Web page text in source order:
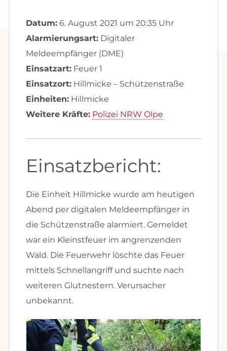
Datum:6. August 2021 um 20:35 Uhr
Alarmierungsart:Digitaler
Meldeempfänger (DME)
Einsatzart:Feuer 1
Einsatzort:Hillmicke – Schützenstraße
Einheiten:Hillmicke
Weitere Kräfte: Polizei NRW Olpe
Einsatzbericht:
Die Einheit Hillmicke wurde am heutigen
Abend per digitalen Meldeempfänger in
die Schützenstraße alarmiert. Gemeldet
war ein Kleinstfeuer im angrenzenden
Wald. Die Feuerwehr löschte das Feuer
mittels Schnellangriff und suchte nach
weiteren Glutnestern. Verursacher
unbekannt.